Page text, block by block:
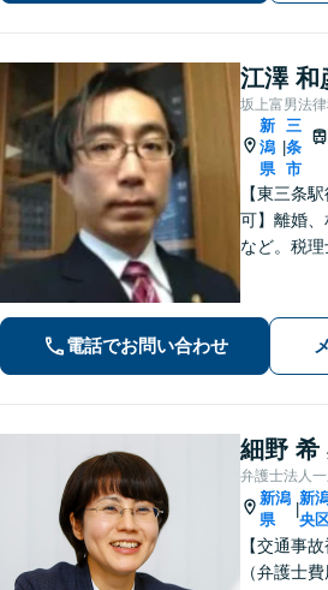
江澤 和
坂上富男法
新
潟
県
|
三
条
市
【東三条
可】離婚
など。税理
まずはお
日・夜間
電話でお問い合わせ
細野 希
弁護士法人
新潟
県
|
新
央
【交通事
（弁護士